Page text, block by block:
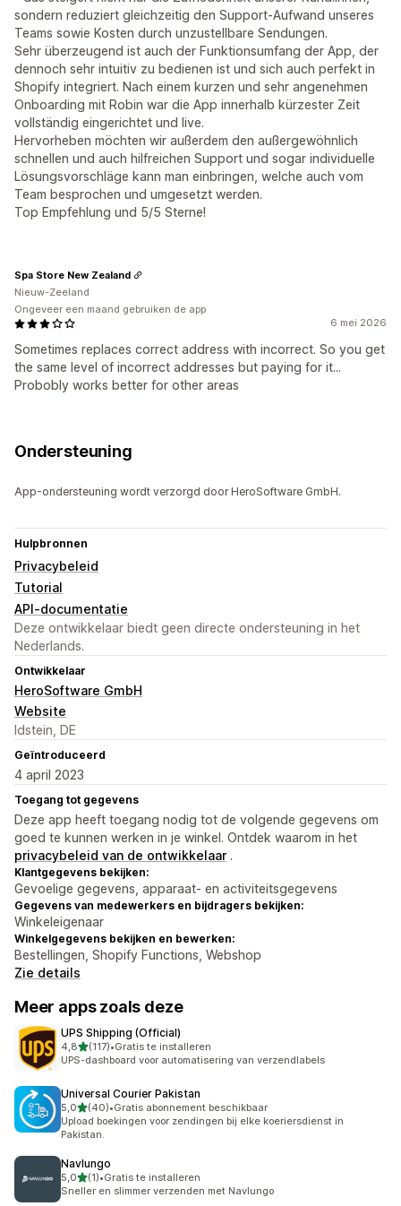
sondern reduziert gleichzeitig den Support-Aufwand unseres
Teams sowie Kosten durch unzustellbare Sendungen.
Sehr überzeugend ist auch der Funktionsumfang der App, der
dennoch sehr intuitiv zu bedienen ist und sich auch perfekt in
Shopify integriert. Nach einem kurzen und sehr angenehmen
Onboarding mit Robin war die App innerhalb kürzester Zeit
vollständig eingerichtet und live.
Hervorheben möchten wir außerdem den außergewöhnlich
schnellen und auch hilfreichen Support und sogar individuelle
Lösungsvorschläge kann man einbringen, welche auch vom
Team besprochen und umgesetzt werden.
Top Empfehlung und 5/5 Sterne!
6 mei 2026
Sometimes replaces correct address with incorrect. So you get
the same level of incorrect addresses but paying for it...
Probobly works better for other areas
Spa Store New Zealand
Nieuw-Zeeland
Ongeveer een maand gebruiken de app
Ondersteuning
App-ondersteuning wordt verzorgd door HeroSoftware GmbH.
Hulpbronnen
Privacybeleid
Tutorial
API-documentatie
Deze ontwikkelaar biedt geen directe ondersteuning in het
Nederlands.
Ontwikkelaar
HeroSoftware GmbH
Website
Idstein, DE
Geïntroduceerd
4 april 2023
Toegang tot gegevens
Deze app heeft toegang nodig tot de volgende gegevens om
goed te kunnen werken in je winkel. Ontdek waarom in het
privacybeleid van de ontwikkelaar .
Klantgegevens bekijken:
Gevoelige gegevens, apparaat- en activiteitsgegevens
Gegevens van medewerkers en bijdragers bekijken:
Winkeleigenaar
Winkelgegevens bekijken en bewerken:
Bestellingen, Shopify Functions, Webshop
Zie details
Meer apps zoals deze
UPS Shipping (Official)
4,8van 5 sterren
(117)
117 recensies in totaal
•Gratis te installeren
UPS-dashboard voor automatisering van verzendlabels
Universal Courier Pakistan
5,0van 5 sterren
(40)
40 recensies in totaal
•Gratis abonnement beschikbaar
Upload boekingen voor zendingen bij elke koeriersdienst in
Pakistan.
Navlungo
5,0van 5 sterren
(1)
1 recensies in totaal
•Gratis te installeren
Sneller en slimmer verzenden met Navlungo